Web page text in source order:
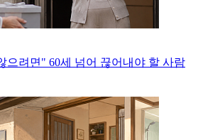
으려면" 60세 넘어 끊어내야 할 사람